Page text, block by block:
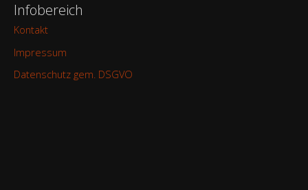
Infobereich
Kontakt
Impressum
Datenschutz gem. DSGVO